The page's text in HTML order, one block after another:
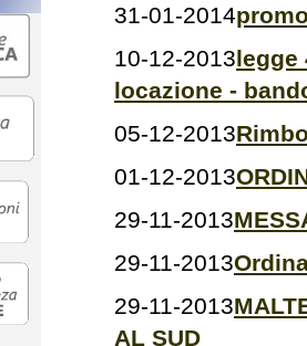
31-01-2014
10-12-2013legge
locazione -
05-12-2013
01-12-2013
29-11-2013
29-11-2013
29-11-2013
AL SUD